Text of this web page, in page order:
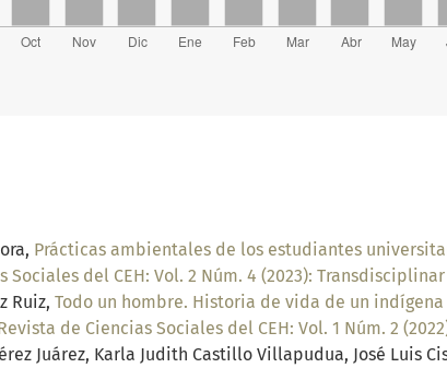
Prácticas ambientales de los estudiantes
Sociales del CEH: Vol. 2 Núm. 4 (2023):
Ruiz, Todo un hombre. Historia de vida de un
de Ciencias Sociales del CEH: Vol. 1 Núm. 2
Juárez, Karla Judith Castillo Villapudua, José Luis